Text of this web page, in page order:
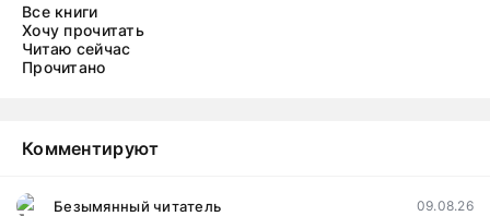
Все книги
Хочу прочитать
Читаю сейчас
Прочитано
Комментируют
Безымянный читатель 09.08.26